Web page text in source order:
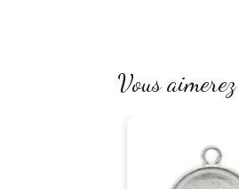
Vous